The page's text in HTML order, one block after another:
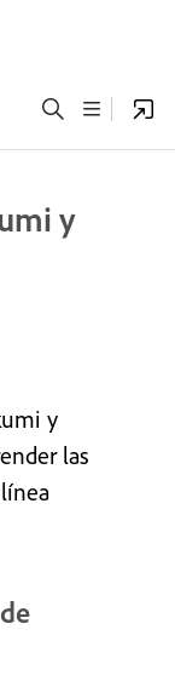
y
y
las